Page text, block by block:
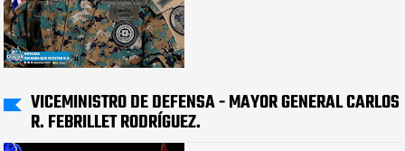
VICEMINISTRO DE DEFENSA - MAYOR GENERAL CARLOS
R. FEBRILLET RODRÍGUEZ.